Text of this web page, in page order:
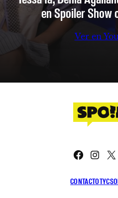
en Spoiler Show
Ver en
CONTACTOTYC